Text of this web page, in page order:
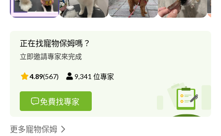
貝不同的膚質挑選適合他們洗劑 被我服務過的寶貝都很開心 期待
有機會幫您的小寶貝服務喔～
正在找寵物保姆嗎？
立即邀請專家來完成
4.89(567) 9,341 位專家
免費找專家
更多寵物保姆